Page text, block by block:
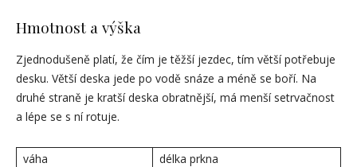
Hmotnost a výška
Zjednodušeně platí, že čím je těžší jezdec, tím větší potřebuje
desku. Větší deska jede po vodě snáze a méně se boří. Na
druhé straně je kratší deska obratnější, má menší setrvačnost
a lépe se s ní rotuje.
váha
délka prkna